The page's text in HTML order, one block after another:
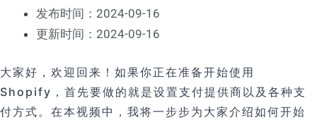
发布时间：2024-09-16
更新时间：2024-09-16
大家好，欢迎回来！如果你正在准备开始使用
Shopify，首先要做的就是设置支付提供商以及各种支
付方式。在本视频中，我将一步步为大家介绍如何开始